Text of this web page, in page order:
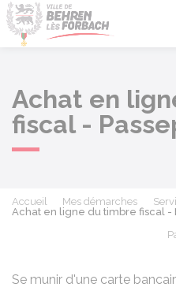
Achat en
fiscal -
Accueil Mes démarches
Achat en ligne du timbre fiscal -
Se munir d'une carte